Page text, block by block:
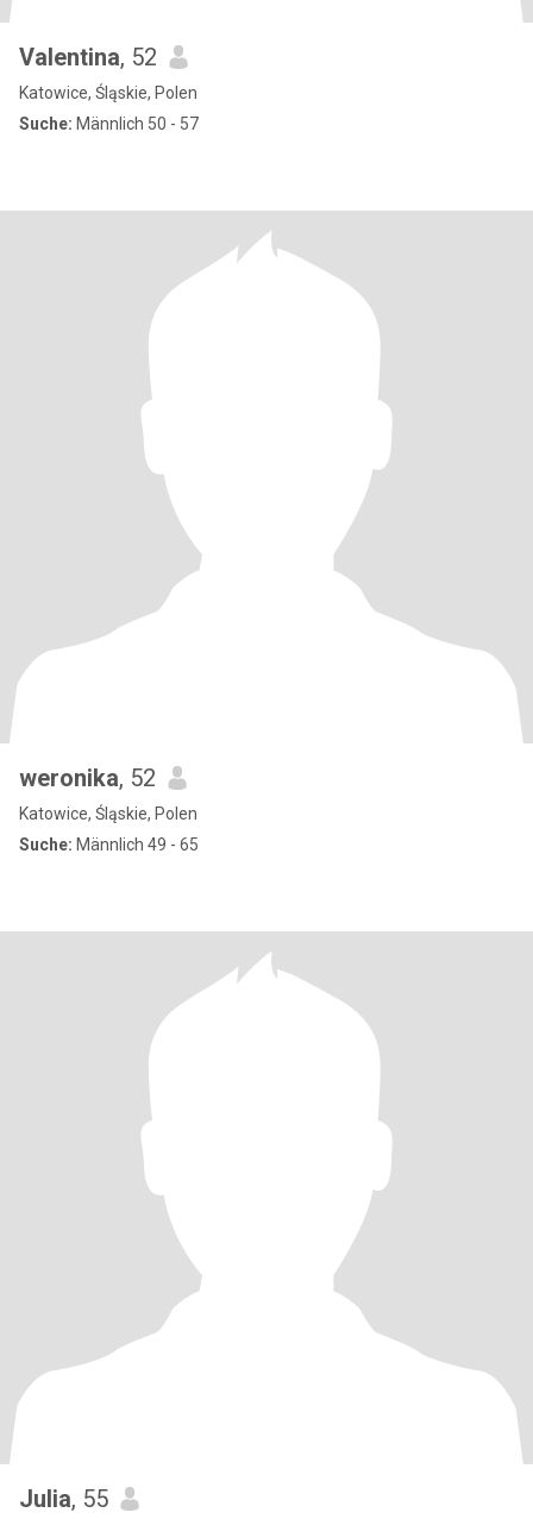
Valentina, 52
Katowice, Śląskie, Polen
Suche: Männlich 50 - 57
weronika, 52
Katowice, Śląskie, Polen
Suche: Männlich 49 - 65
Julia, 55